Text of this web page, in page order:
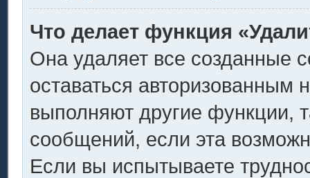
Что делает функция
Она удаляет все созданные
оставаться авторизованным
выполняют другие функции,
сообщений, если эта
Если вы испытываете